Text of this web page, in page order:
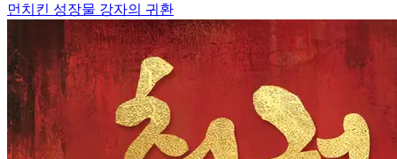
먼치킨 성장물 강자의 귀환